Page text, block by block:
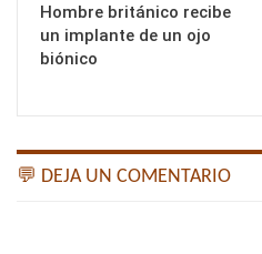
Hombre británico recibe
un implante de un ojo
biónico
💬 DEJA UN COMENTARIO